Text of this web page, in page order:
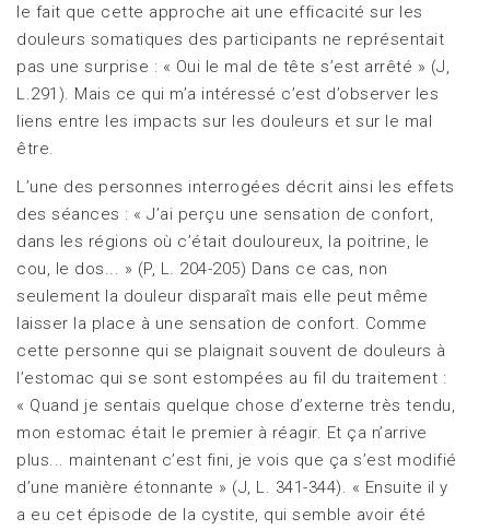
le fait que cette approche ait une efficacité sur les
douleurs somatiques des participants ne représentait
pas une surprise : « Oui le mal de tête s’est arrêté » (J,
L.291). Mais ce qui m’a intéressé c’est d’observer les
liens entre les impacts sur les douleurs et sur le mal
être.
L’une des personnes interrogées décrit ainsi les effets
des séances : « J’ai perçu une sensation de confort,
dans les régions où c’était douloureux, la poitrine, le
cou, le dos... » (P, L. 204-205) Dans ce cas, non
seulement la douleur disparaît mais elle peut même
laisser la place à une sensation de confort. Comme
cette personne qui se plaignait souvent de douleurs à
l’estomac qui se sont estompées au fil du traitement :
« Quand je sentais quelque chose d’externe très tendu,
mon estomac était le premier à réagir. Et ça n’arrive
plus... maintenant c’est fini, je vois que ça s’est modifié
d’une manière étonnante » (J, L. 341-344). « Ensuite il y
a eu cet épisode de la cystite, qui semble avoir été